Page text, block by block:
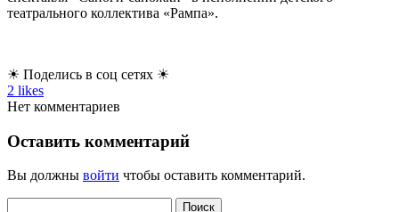
театрального коллектива «Рампа».
☀ Поделись в соц сетях ☀
2 likes
Нет комментариев
Оставить комментарий
Вы должны войти чтобы оставить комментарий.